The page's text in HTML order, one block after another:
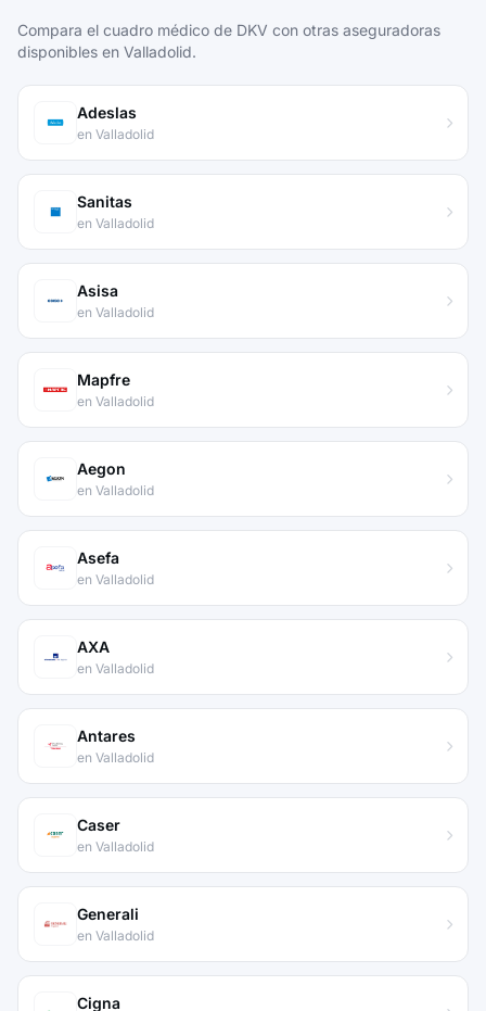
Compara el cuadro médico de DKV con otras aseguradoras
disponibles en Valladolid.
Adeslas
en Valladolid
Sanitas
en Valladolid
Asisa
en Valladolid
Mapfre
en Valladolid
Aegon
en Valladolid
Asefa
en Valladolid
AXA
en Valladolid
Antares
en Valladolid
Caser
en Valladolid
Generali
en Valladolid
Cigna